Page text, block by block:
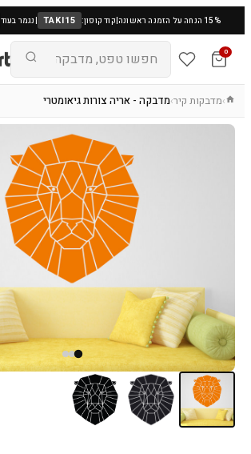
15% הנחה על הזמנה ראשונה |קוד קופון: TAKI15
|נגמר בעוד
0
›מדבקות קיר›מדבקה - אריה צורות גיאומטרי